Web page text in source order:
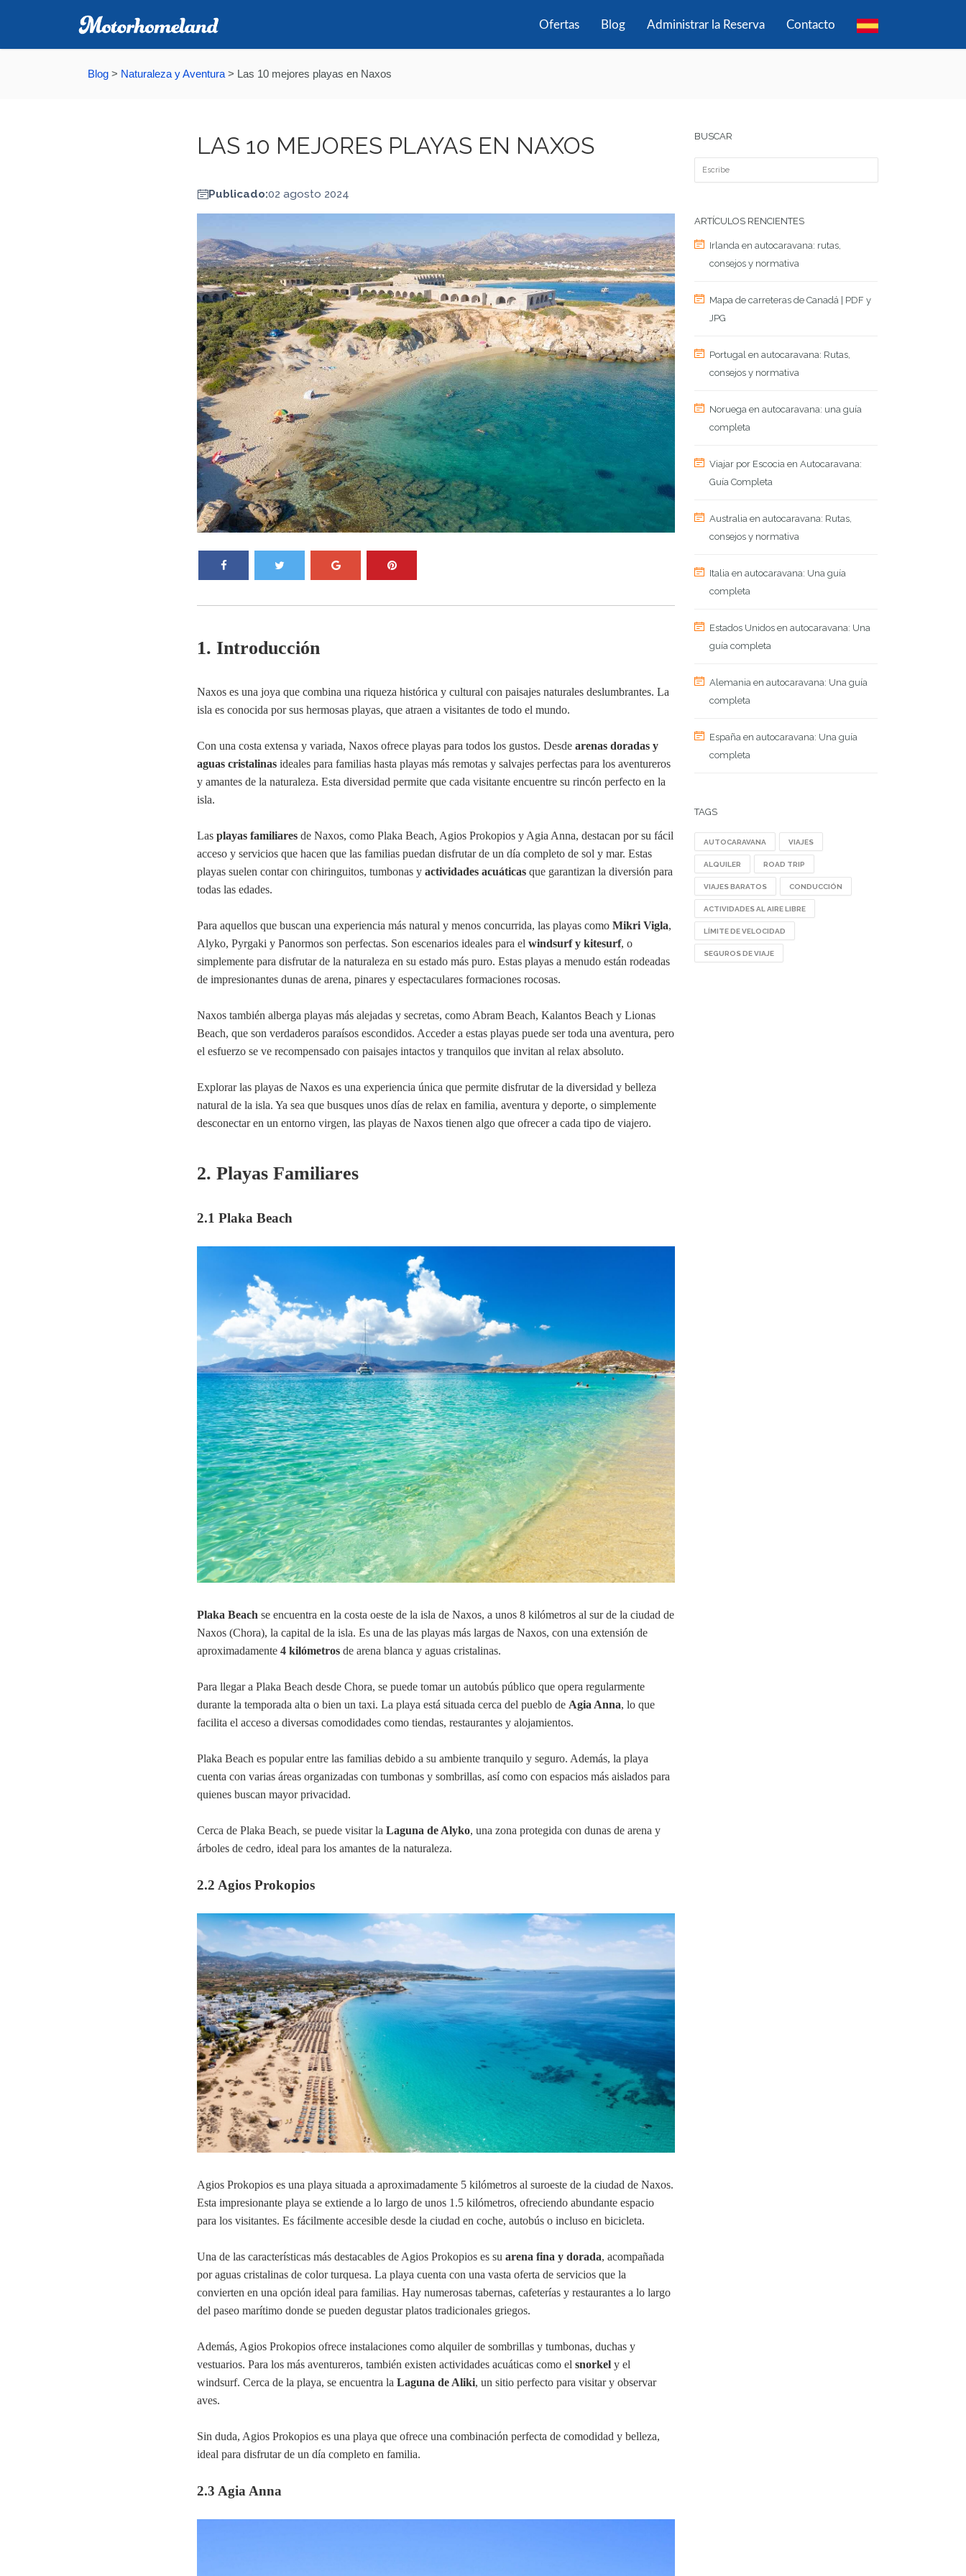
Ofertas Blog Administrar la Reserva Contacto
Blog > Naturaleza y Aventura > Las 10 mejores playas en Naxos
LAS 10 MEJORES PLAYAS EN NAXOS
Publicado:02 agosto 2024
1. Introducción
Naxos es una joya que combina una riqueza histórica y cultural con paisajes naturales deslumbrantes. La
isla es conocida por sus hermosas playas, que atraen a visitantes de todo el mundo.
Con una costa extensa y variada, Naxos ofrece playas para todos los gustos. Desde arenas doradas y
aguas cristalinas ideales para familias hasta playas más remotas y salvajes perfectas para los aventureros
y amantes de la naturaleza. Esta diversidad permite que cada visitante encuentre su rincón perfecto en la
isla.
Las playas familiares de Naxos, como Plaka Beach, Agios Prokopios y Agia Anna, destacan por su fácil
acceso y servicios que hacen que las familias puedan disfrutar de un día completo de sol y mar. Estas
playas suelen contar con chiringuitos, tumbonas y actividades acuáticas que garantizan la diversión para
todas las edades.
Para aquellos que buscan una experiencia más natural y menos concurrida, las playas como Mikri Vigla,
Alyko, Pyrgaki y Panormos son perfectas. Son escenarios ideales para el windsurf y kitesurf, o
simplemente para disfrutar de la naturaleza en su estado más puro. Estas playas a menudo están rodeadas
de impresionantes dunas de arena, pinares y espectaculares formaciones rocosas.
Naxos también alberga playas más alejadas y secretas, como Abram Beach, Kalantos Beach y Lionas
Beach, que son verdaderos paraísos escondidos. Acceder a estas playas puede ser toda una aventura, pero
el esfuerzo se ve recompensado con paisajes intactos y tranquilos que invitan al relax absoluto.
Explorar las playas de Naxos es una experiencia única que permite disfrutar de la diversidad y belleza
natural de la isla. Ya sea que busques unos días de relax en familia, aventura y deporte, o simplemente
desconectar en un entorno virgen, las playas de Naxos tienen algo que ofrecer a cada tipo de viajero.
2. Playas Familiares
2.1 Plaka Beach
Plaka Beach se encuentra en la costa oeste de la isla de Naxos, a unos 8 kilómetros al sur de la ciudad de
Naxos (Chora), la capital de la isla. Es una de las playas más largas de Naxos, con una extensión de
aproximadamente 4 kilómetros de arena blanca y aguas cristalinas.
Para llegar a Plaka Beach desde Chora, se puede tomar un autobús público que opera regularmente
durante la temporada alta o bien un taxi. La playa está situada cerca del pueblo de Agia Anna, lo que
facilita el acceso a diversas comodidades como tiendas, restaurantes y alojamientos.
Plaka Beach es popular entre las familias debido a su ambiente tranquilo y seguro. Además, la playa
cuenta con varias áreas organizadas con tumbonas y sombrillas, así como con espacios más aislados para
quienes buscan mayor privacidad.
Cerca de Plaka Beach, se puede visitar la Laguna de Alyko, una zona protegida con dunas de arena y
árboles de cedro, ideal para los amantes de la naturaleza.
2.2 Agios Prokopios
Agios Prokopios es una playa situada a aproximadamente 5 kilómetros al suroeste de la ciudad de Naxos.
Esta impresionante playa se extiende a lo largo de unos 1.5 kilómetros, ofreciendo abundante espacio
para los visitantes. Es fácilmente accesible desde la ciudad en coche, autobús o incluso en bicicleta.
Una de las características más destacables de Agios Prokopios es su arena fina y dorada, acompañada
por aguas cristalinas de color turquesa. La playa cuenta con una vasta oferta de servicios que la
convierten en una opción ideal para familias. Hay numerosas tabernas, cafeterías y restaurantes a lo largo
del paseo marítimo donde se pueden degustar platos tradicionales griegos.
Además, Agios Prokopios ofrece instalaciones como alquiler de sombrillas y tumbonas, duchas y
vestuarios. Para los más aventureros, también existen actividades acuáticas como el snorkel y el
windsurf. Cerca de la playa, se encuentra la Laguna de Aliki, un sitio perfecto para visitar y observar
aves.
Sin duda, Agios Prokopios es una playa que ofrece una combinación perfecta de comodidad y belleza,
ideal para disfrutar de un día completo en familia.
2.3 Agia Anna
BUSCAR
ARTÍCULOS RENCIENTES
Irlanda en autocaravana: rutas,
consejos y normativa
Mapa de carreteras de Canadá | PDF y
JPG
Portugal en autocaravana: Rutas,
consejos y normativa
Noruega en autocaravana: una guía
completa
Viajar por Escocia en Autocaravana:
Guía Completa
Australia en autocaravana: Rutas,
consejos y normativa
Italia en autocaravana: Una guía
completa
Estados Unidos en autocaravana: Una
guía completa
Alemania en autocaravana: Una guía
completa
España en autocaravana: Una guía
completa
TAGS
AUTOCARAVANA VIAJES
ALQUILER ROAD TRIP
VIAJES BARATOS CONDUCCIÓN
ACTIVIDADES AL AIRE LIBRE
LÍMITE DE VELOCIDAD
SEGUROS DE VIAJE